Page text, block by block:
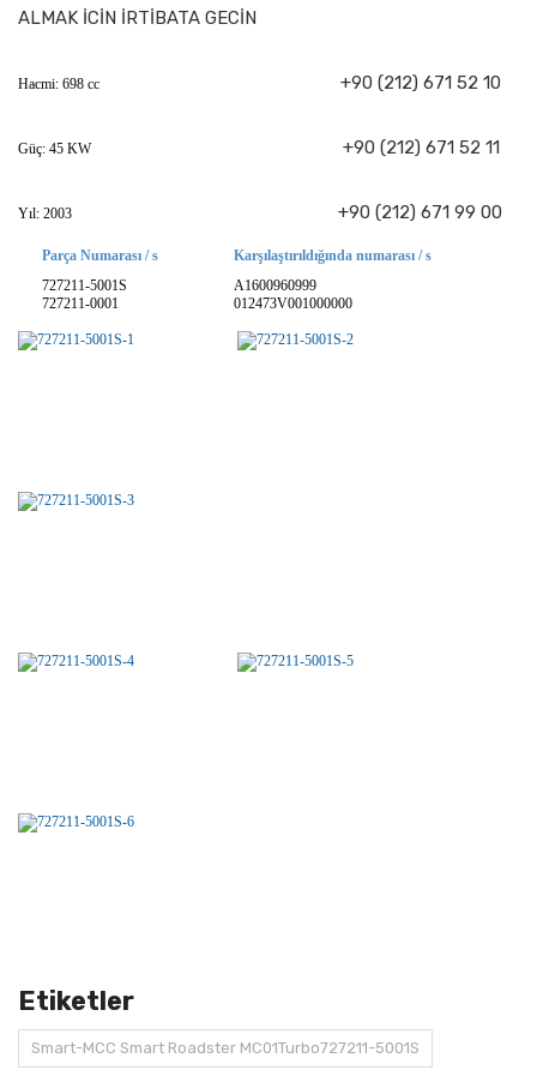
ALMAK İCİN İRTİBATA GECİN
Hacmi: 698 cc +90 (212) 671 52 10
Güç: 45 KW +90 (212) 671 52 11
Yıl: 2003 +90 (212) 671 99 00
Parça Numarası / s
727211-5001S
727211-0001
Karşılaştırıldığında numarası / s
A1600960999
012473V001000000
Etiketler
Smart-MCC Smart Roadster MC01Turbo727211-5001S